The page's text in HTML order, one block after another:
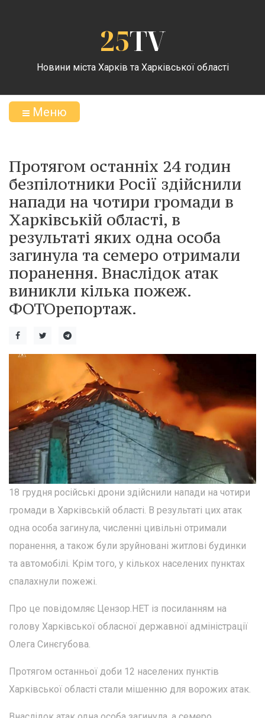
25TV
Новини міста Харків та Харківської області
Меню
Протягом останніх 24 годин
безпілотники Росії здійснили
напади на чотири громади в
Харківській області, в
результаті яких одна особа
загинула та семеро отримали
поранення. Внаслідок атак
виникли кілька пожеж.
ФОТОрепортаж.
18 грудня російські дрони здійснили напади на чотири
громади в Харківській області. В результаті цих атак
одна особа загинула, численні цивільні отримали
поранення, а також були зруйновані житлові будинки
та автомобілі. Крім того, у кількох населених пунктах
спалахнули пожежі.
Про це повідомляє Цензор.НЕТ із посиланням на
голову Харківської обласної державної адміністрації
Олега Синєгубова.
Протягом останньої доби 12 населених пунктів
Харківської області стали мішенню для ворожих атак.